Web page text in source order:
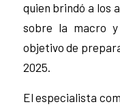
quien brindó a los
sobre la macro
objetivo de
2025.
El especialista